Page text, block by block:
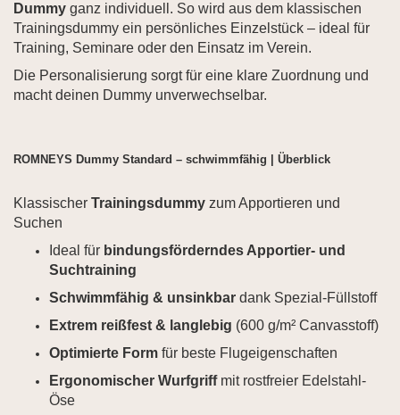
Dummy ganz individuell. So wird aus dem klassischen
Trainingsdummy ein persönliches Einzelstück – ideal für
Training, Seminare oder den Einsatz im Verein.
Die Personalisierung sorgt für eine klare Zuordnung und
macht deinen Dummy unverwechselbar.
ROMNEYS Dummy Standard – schwimmfähig | Überblick
Klassischer Trainingsdummy zum Apportieren und
Suchen
Ideal für bindungsförderndes Apportier- und
Suchtraining
Schwimmfähig & unsinkbar dank Spezial-Füllstoff
Extrem reißfest & langlebig (600 g/m² Canvasstoff)
Optimierte Form für beste Flugeigenschaften
Ergonomischer Wurfgriffmit rostfreier Edelstahl-
Öse